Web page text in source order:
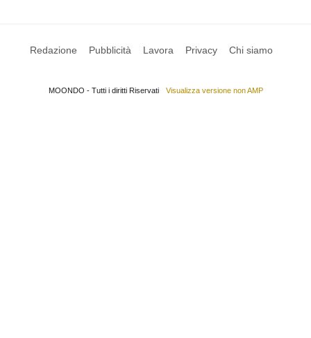
Redazione Pubblicità Lavora Privacy Chi siamo
MOONDO - Tutti i diritti Riservati Visualizza versione non AMP